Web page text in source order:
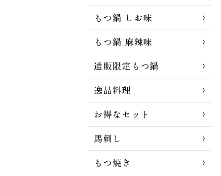
もつ鍋 しお味
もつ鍋 麻辣味
通販限定もつ鍋
逸品料理
お得なセット
馬刺し
もつ焼き